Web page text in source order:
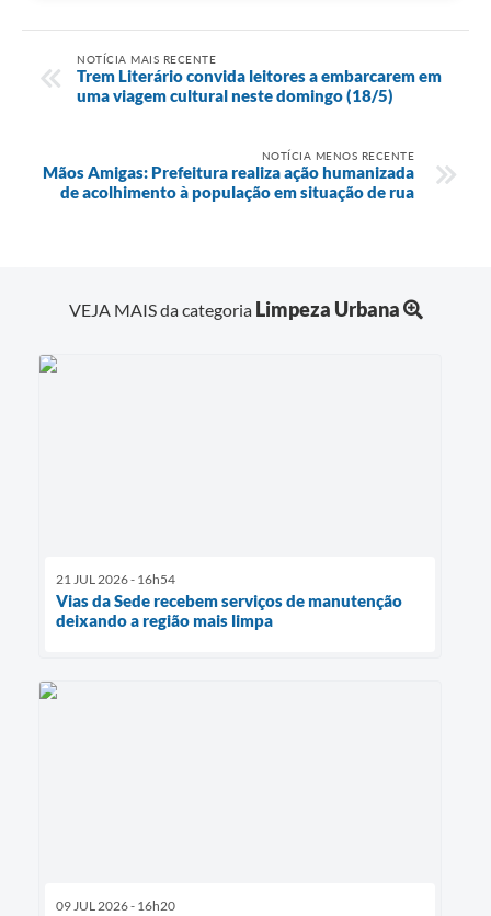
NOTÍCIA MAIS RECENTE
Trem Literário convida leitores a embarcarem em
uma viagem cultural neste domingo (18/5)
NOTÍCIA MENOS RECENTE
Mãos Amigas: Prefeitura realiza ação humanizada
de acolhimento à população em situação de rua
VEJA MAIS da categoria Limpeza Urbana
21 JUL 2026 - 16h54
Vias da Sede recebem serviços de manutenção
deixando a região mais limpa
09 JUL 2026 - 16h20